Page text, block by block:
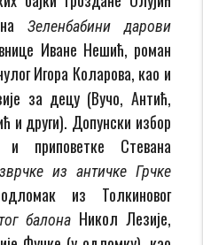
Зеленбабини дарови
Иване Нешић, роман
Игора Коларова, као и
за децу (Вучо, Антић,
и други). Допунски избор
приповетке Стевана
из античке Грчке
из Толкиновог
балона Никол Лезије,